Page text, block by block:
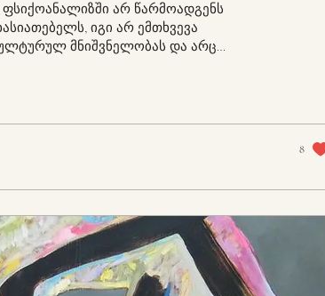
არ წარმოადგენს
იგი არ ემთხვევა
მნიშვნელობას და არც
ტრიანგულაციის გზით.
ფემინურობა უკავშირდება
კასტრაციისა და ტკბობის მიმართ
8